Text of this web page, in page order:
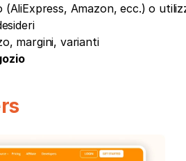
Amazon, ecc.) o
margini, varianti